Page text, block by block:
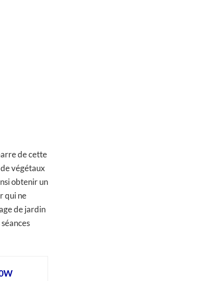
de cette
végétaux
obtenir un
qui ne
de jardin